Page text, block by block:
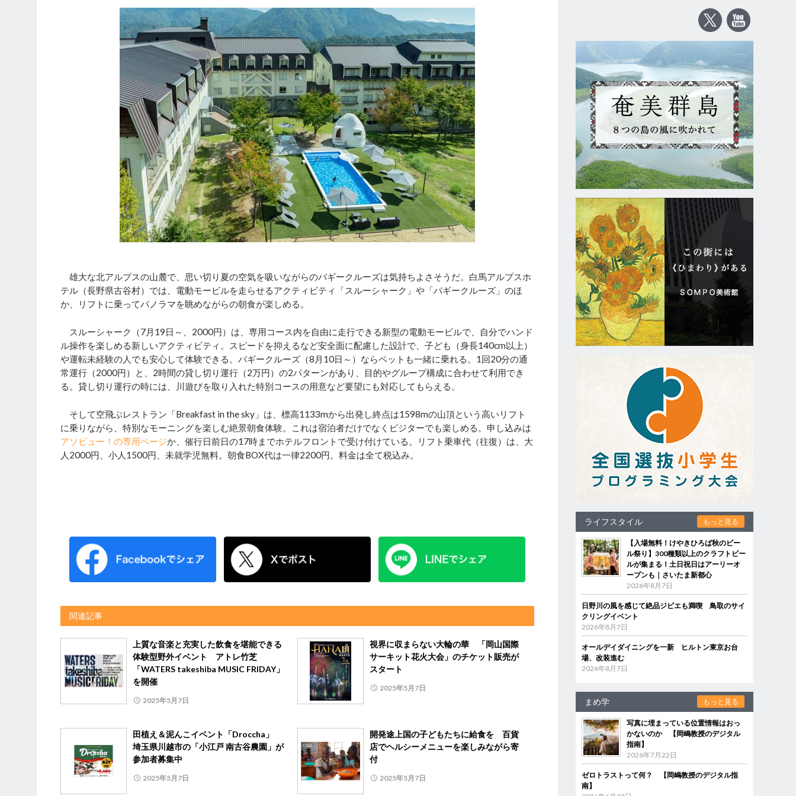
雄大な北アルプスの山麓で、思い切り夏の空気を吸いながらのバギークルーズは気持ちよさそうだ。白馬アルプスホ
テル（⻑野県古谷村）では、電動モービルを走らせるアクティビティ「スルーシャーク」や「バギークルーズ」のほ
か、リフトに乗ってパノラマを眺めながらの朝食が楽しめる。
スルーシャーク（7月19日～、2000円）は、専用コース内を自由に走行できる新型の電動モービルで、自分でハンド
ル操作を楽しめる新しいアクティビティ。スピードを抑えるなど安全面に配慮した設計で、子ども（身長140cm以上）
や運転未経験の人でも安心して体験できる。バギークルーズ（8月10日～）ならペットも一緒に乗れる。1回20分の通
常運行（2000円）と、2時間の貸し切り運行（2万円）の2パターンがあり、目的やグループ構成に合わせて利用でき
る。貸し切り運行の時には、川遊びを取り入れた特別コースの用意など要望にも対応してもらえる。
そして空飛ぶレストラン「Breakfast in the sky」は、標高1133mから出発し終点は1598mの山頂という高いリフト
に乗りながら、特別なモーニングを楽しむ絶景朝食体験。これは宿泊者だけでなくビジターでも楽しめる。申し込みは
アソビュー！の専用ページか、催行日前日の17時までホテルフロントで受け付けている。リフト乗車代（往復）は、大
人2000円、小人1500円、未就学児無料。朝食BOX代は一律2200円。料金は全て税込み。
関連記事
上質な音楽と充実した飲食を堪能できる
体験型野外イベント アトレ竹芝
「WATERS takeshiba MUSIC FRIDAY」
を開催
2025年5月7日
視界に収まらない大輪の華 「岡山国際
サーキット花火大会」のチケット販売が
スタート
2025年5月7日
田植え＆泥んこイベント「Droccha」
埼玉県川越市の「小江戸 南古谷農園」が
参加者募集中
2025年5月7日
開発途上国の⼦どもたちに給⾷を 百貨
店でヘルシーメニューを楽しみながら寄
付
2025年5月7日
ライフスタイル もっと見る
【入場無料！けやきひろば秋のビー
ル祭り】300種類以上のクラフトビー
ルが集まる！土日祝日はアーリーオ
ープンも｜さいたま新都心
2026年8月7日
日野川の風を感じて絶品ジビエも満喫 鳥取のサイ
クリングイベント
2026年8月7日
オールデイダイニングを一新 ヒルトン東京お台
場、改装進む
2026年8月7日
まめ学 もっと見る
写真に埋まっている位置情報はおっ
かないのか 【岡嶋教授のデジタル
指南】
2026年7月22日
ゼロトラストって何？ 【岡嶋教授のデジタル指
南】